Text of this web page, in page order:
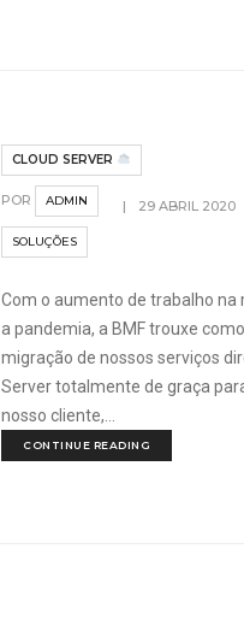
CLOUD SERVER
POR ADMIN | 29 ABRIL 2020
SOLUÇÕES
Com o aumento de trabalho
a pandemia, a BMF trouxe
migração de nossos serviços
Server totalmente de graça
nosso cliente,...
CONTINUE READING